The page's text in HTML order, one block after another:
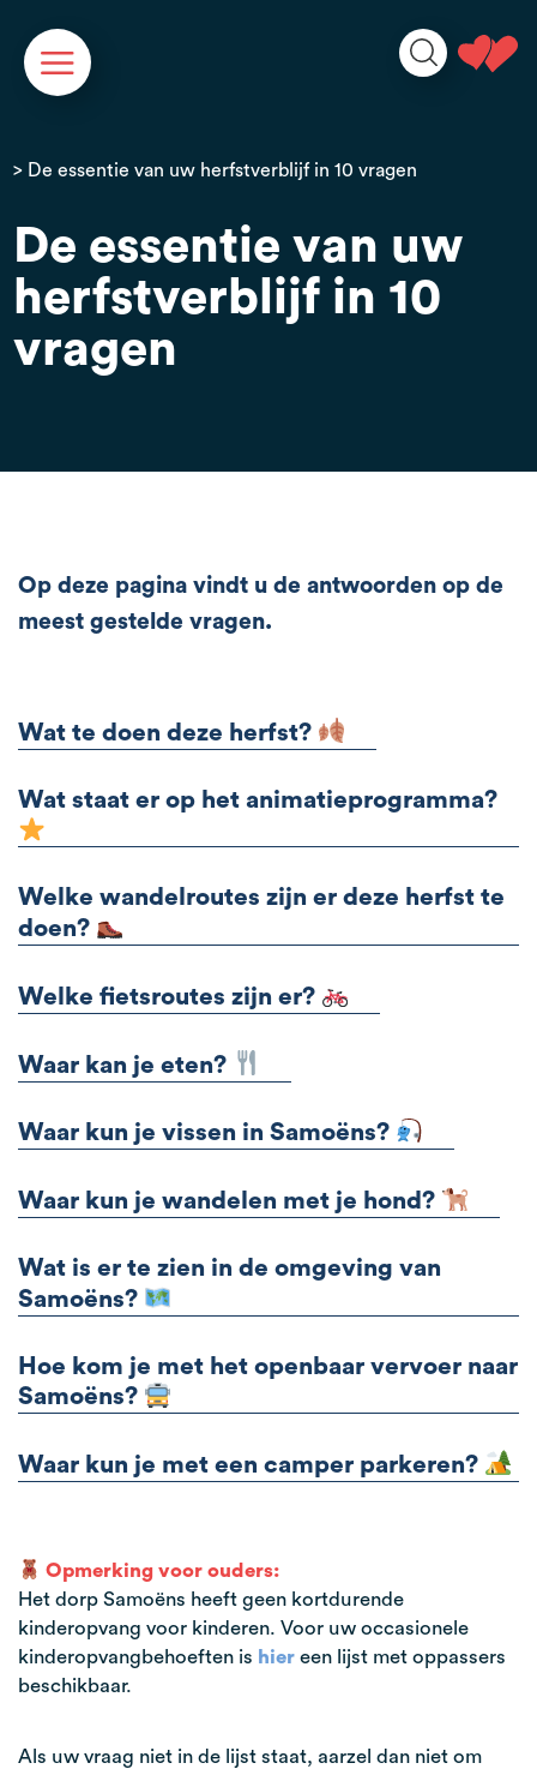
> De essentie van uw herfstverblijf in 10 vragen
De essentie van uw
herfstverblijf in 10
vragen
Op deze pagina vindt u de antwoorden op de
meest gestelde vragen.
Wat te doen deze herfst?
Wat staat er op het animatieprogramma?
Welke wandelroutes zijn er deze herfst te
doen?
Welke fietsroutes zijn er?
Waar kan je eten?
Waar kun je vissen in Samoëns?
Waar kun je wandelen met je hond?
Wat is er te zien in de omgeving van
Samoëns?
Hoe kom je met het openbaar vervoer naar
Samoëns?
Waar kun je met een camper parkeren?
Opmerking voor ouders:
Het dorp Samoëns heeft geen kortdurende
kinderopvang voor kinderen. Voor uw occasionele
kinderopvangbehoeften is hier een lijst met oppassers
beschikbaar.
Als uw vraag niet in de lijst staat, aarzel dan niet om